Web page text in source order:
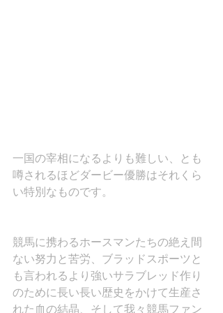
一国の宰相になるよりも難しい、とも
噂されるほどダービー優勝はそれくら
い特別なものです。
競馬に携わるホースマンたちの絶え間
ない努力と苦労、ブラッドスポーツと
も言われるより強いサラブレッド作り
のために長い長い歴史をかけて生産さ
れた血の結晶、そして我々競馬ファン